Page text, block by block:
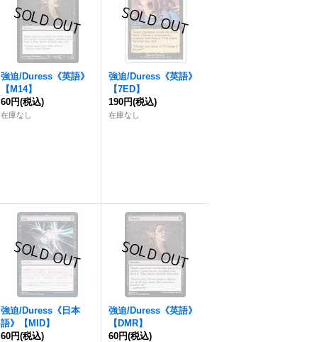
強迫/Duress《英語》
【M14】
60円(税込)
在庫なし
強迫/Duress《英語》
【7ED】
190円(税込)
在庫なし
強迫/Duress《日本
語》【MID】
60円(税込)
強迫/Duress《英語》
【DMR】
60円(税込)